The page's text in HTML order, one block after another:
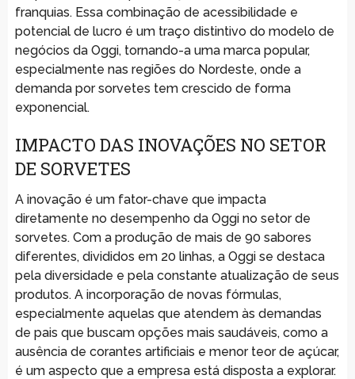
franquias. Essa combinação de acessibilidade e
potencial de lucro é um traço distintivo do modelo de
negócios da Oggi, tornando-a uma marca popular,
especialmente nas regiões do Nordeste, onde a
demanda por sorvetes tem crescido de forma
exponencial.
IMPACTO DAS INOVAÇÕES NO SETOR
DE SORVETES
A inovação é um fator-chave que impacta
diretamente no desempenho da Oggi no setor de
sorvetes. Com a produção de mais de 90 sabores
diferentes, divididos em 20 linhas, a Oggi se destaca
pela diversidade e pela constante atualização de seus
produtos. A incorporação de novas fórmulas,
especialmente aquelas que atendem às demandas
de pais que buscam opções mais saudáveis, como a
ausência de corantes artificiais e menor teor de açúcar,
é um aspecto que a empresa está disposta a explorar.